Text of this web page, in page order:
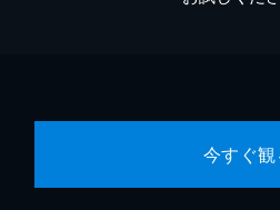
今すぐ観